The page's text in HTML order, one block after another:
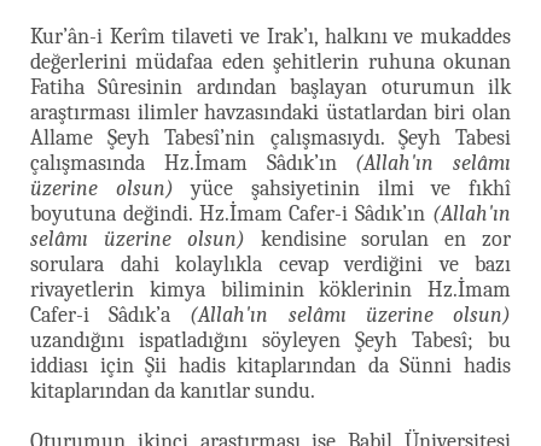
Kur’ân-i Kerîm tilaveti ve Irak’ı, halkını ve mukaddes
değerlerini müdafaa eden şehitlerin ruhuna okunan
Fatiha Sûresinin ardından başlayan oturumun ilk
araştırması ilimler havzasındaki üstatlardan biri olan
Allame Şeyh Tabesî’nin çalışmasıydı. Şeyh Tabesi
çalışmasında Hz.İmam Sâdık’ın (Allah'ın selâmı
üzerine olsun) yüce şahsiyetinin ilmi ve fıkhî
boyutuna değindi. Hz.İmam Cafer-i Sâdık’ın (Allah'ın
selâmı üzerine olsun) kendisine sorulan en zor
sorulara dahi kolaylıkla cevap verdiğini ve bazı
rivayetlerin kimya biliminin köklerinin Hz.İmam
Cafer-i Sâdık’a (Allah'ın selâmı üzerine olsun)
uzandığını ispatladığını söyleyen Şeyh Tabesî; bu
iddiası için Şii hadis kitaplarından da Sünni hadis
kitaplarından da kanıtlar sundu.